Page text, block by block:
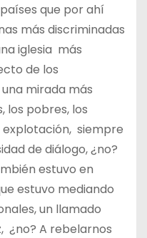
que por ahí
más discriminadas
iglesia más
de los
mirada más
los pobres, los
siempre
de diálogo, ¿no?
estuvo en
estuvo mediando
un llamado
¿no? A rebelarnos